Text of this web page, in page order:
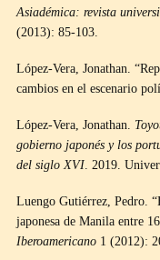
Asiadémica: revista
(2013): 85-103.
López-Vera, Jonathan.
cambios en el escenario
López-Vera, Jonathan.
gobierno japonés y los
del siglo XVI. 2019.
Luengo Gutiérrez, Pedro.
japonesa de Manila entre
Iberoamericano 1 (2012):